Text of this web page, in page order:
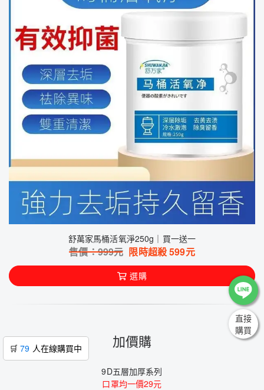
🛒78 人在線購買中
舒萬家馬桶活氧淨250g｜買一送一
售價：999元 限時超殺599元
選購
加價購
9D五層加厚系列
口罩均一價29元
直接
購買